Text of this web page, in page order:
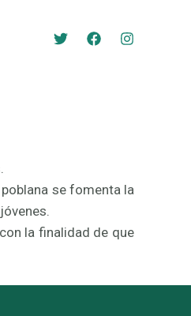
se fomenta la
la finalidad de que